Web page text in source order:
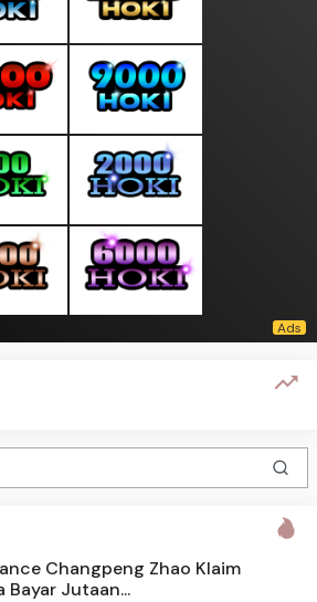
Changpeng Zhao Klaim
Bayar Jutaan...